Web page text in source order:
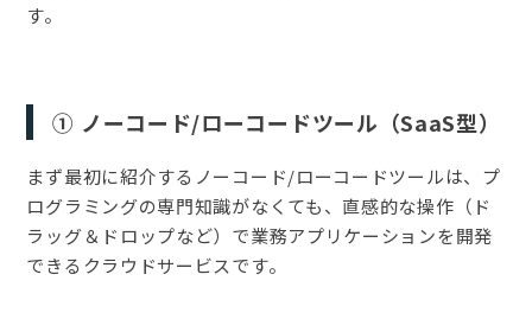
す。
① ノーコード/ローコードツール（SaaS型）
まず最初に紹介するノーコード/ローコードツールは、プ
ログラミングの専門知識がなくても、直感的な操作（ド
ラッグ＆ドロップなど）で業務アプリケーションを開発
できるクラウドサービスです。